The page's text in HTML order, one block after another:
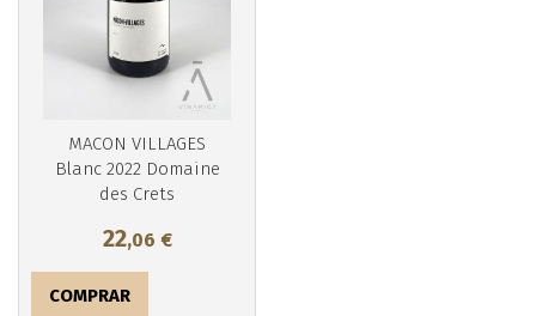
MACON VILLAGES
Blanc 2022 Domaine
des Crets
22,06 €
COMPRAR